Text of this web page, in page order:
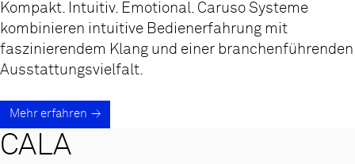
Kompakt. Intuitiv. Emotional. Caruso Systeme
kombinieren intuitive Bedienerfahrung mit
faszinierendem Klang und einer branchenführenden
Ausstattungsvielfalt.
Mehr erfahren
CALA